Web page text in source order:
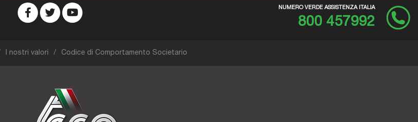
NUMERO VERDE ASSISTENZA ITALIA
800 457992
I nostri valori Codice di Comportamento Societario